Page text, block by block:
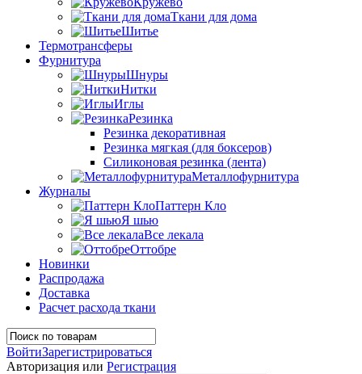
Ткани для дома
Шитье
Термотрансферы
Фурнитура
Шнуры
Нитки
Иглы
Резинка
Резинка декоративная
Резинка мягкая (для боксеров)
Силиконовая резинка (лента)
Металлофурнитура
Журналы
Паттерн Кло
Я шью
Все лекала
Оттобре
Новинки
Распродажа
Доставка
Расчет расхода ткани
ВойтиЗарегистрироваться
Авторизация или Регистрация